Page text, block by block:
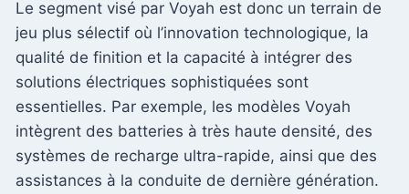
Le segment visé par Voyah est donc un terrain de
jeu plus sélectif où l’innovation technologique, la
qualité de finition et la capacité à intégrer des
solutions électriques sophistiquées sont
essentielles. Par exemple, les modèles Voyah
intègrent des batteries à très haute densité, des
systèmes de recharge ultra-rapide, ainsi que des
assistances à la conduite de dernière génération.